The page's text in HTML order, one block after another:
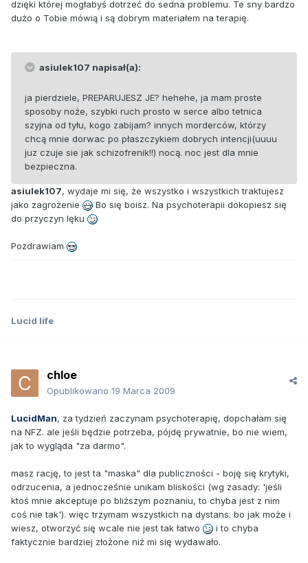
dzięki której mogłabyś dotrzeć do sedna problemu. Te sny bardzo
dużo o Tobie mówią i są dobrym materiałem na terapię.
asiulek107 napisał(a):
ja pierdziele, PREPARUJESZ JE? hehehe, ja mam proste
sposoby noże, szybki ruch prosto w serce albo tetnica
szyjna od tyłu, kogo zabijam? innych morderców, którzy
chcą mnie dorwac po płaszczykiem dobrych intencji(uuuu
juz czuje sie jak schizofrenik!!) nocą. noc jest dla mnie
bezpieczna.
asiulek107, wydaje mi się, że wszystko i wszystkich traktujesz
jako zagrożenie
Bo się boisz. Na psychoterapii dokopiesz się
do przyczyn lęku
Pozdrawiam
Lucid life
chloe
Opublikowano 19 Marca 2009
LucidMan, za tydzień zaczynam psychoterapię, dopchałam się
na NFZ. ale jeśli będzie potrzeba, pójdę prywatnie, bo nie wiem,
jak to wygląda "za darmo".
masz rację, to jest ta "maska" dla publiczności - boję się krytyki,
odrzucenia, a jednocześnie unikam bliskości (wg zasady: 'jeśli
ktoś mnie akceptuje po bliższym poznaniu, to chyba jest z nim
coś nie tak'). więc trzymam wszystkich na dystans. bo jak może i
wiesz, otworzyć się wcale nie jest tak łatwo
i to chyba
faktycznie bardziej złożone niż mi się wydawało.